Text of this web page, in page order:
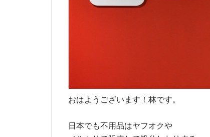
おはようございます！林です。
日本でも不用品はヤフオクや